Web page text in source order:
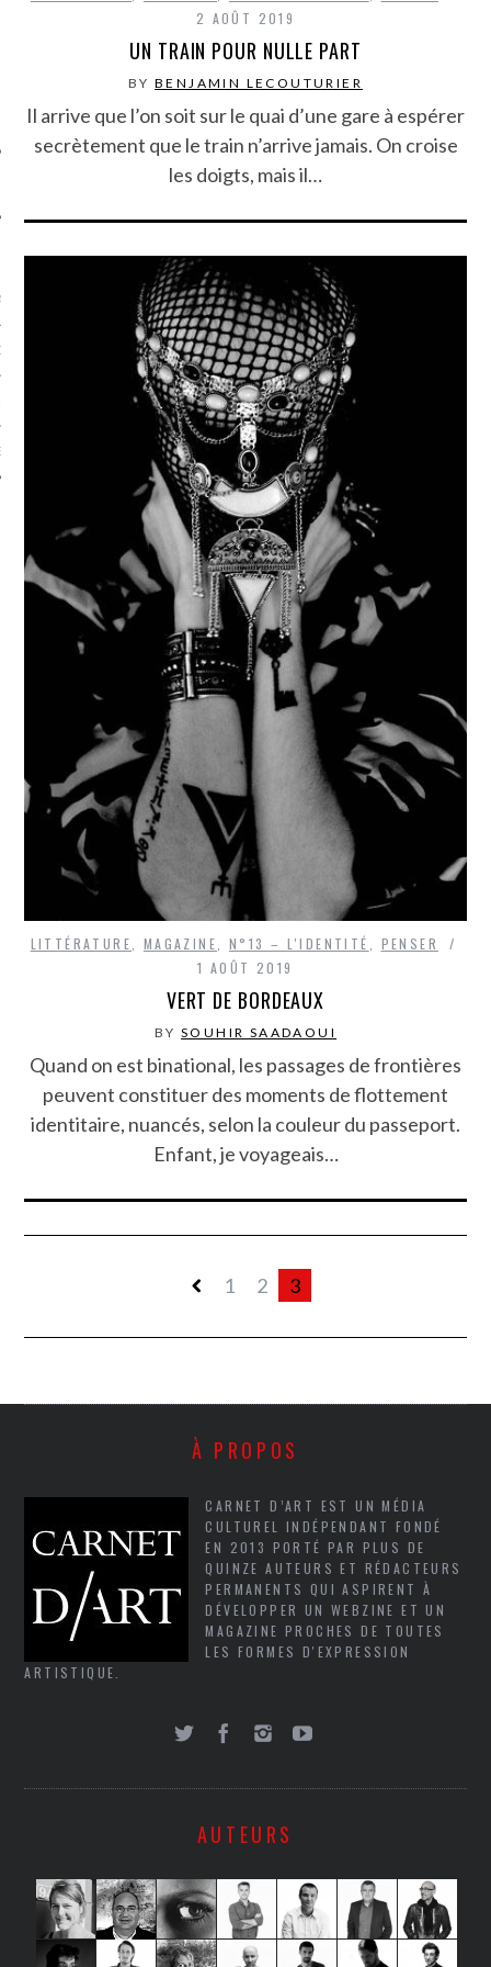
CARAVELLE
CARAVELLE
PODCAST
2 AOÛT 2019
UN TRAIN POUR NULLE PART
BYBENJAMIN LECOUTURIER
Il arrive que l’on soit sur le quai d’une gare à espérer
secrètement que le train n’arrive jamais. On croise
les doigts, mais il…
LITTÉRATURE MAGAZINE N°13 – L'IDENTITÉ
PENSER
1 AOÛT 2019
VERT DE BORDEAUX
BYSOUHIR SAADAOUI
Quand on est binational, les passages de frontières
peuvent constituer des moments de flottement
identitaire, nuancés, selon la couleur du passeport.
Enfant, je voyageais…
1 2 3
À PROPOS
CARNET D’ART EST UN MÉDIA
CULTUREL INDÉPENDANT FONDÉ
EN 2013 PORTÉ PAR PLUS DE
QUINZE AUTEURS ET RÉDACTEURS
PERMANENTS QUI ASPIRENT À
DÉVELOPPER UN WEBZINE ET UN
MAGAZINE PROCHES DE TOUTES
LES FORMES D'EXPRESSION
ARTISTIQUE.
AUTEURS